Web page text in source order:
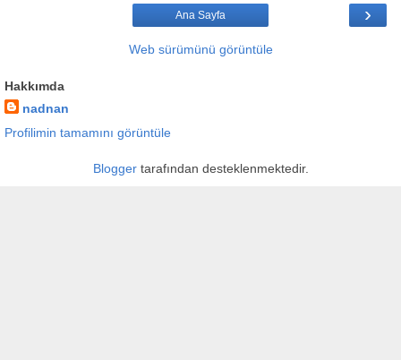
›
Ana Sayfa
Web sürümünü görüntüle
Hakkımda
nadnan
Profilimin tamamını görüntüle
Bloggertarafından desteklenmektedir.